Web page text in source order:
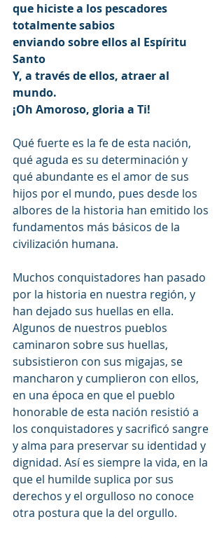
que hiciste a los pescadores
totalmente sabios
enviando sobre ellos al Espíritu
Santo
Y, a través de ellos, atraer al
mundo.
¡Oh Amoroso, gloria a Ti!
Qué fuerte es la fe de esta nación,
qué aguda es su determinación y
qué abundante es el amor de sus
hijos por el mundo, pues desde los
albores de la historia han emitido los
fundamentos más básicos de la
civilización humana.
Muchos conquistadores han pasado
por la historia en nuestra región, y
han dejado sus huellas en ella.
Algunos de nuestros pueblos
caminaron sobre sus huellas,
subsistieron con sus migajas, se
mancharon y cumplieron con ellos,
en una época en que el pueblo
honorable de esta nación resistió a
los conquistadores y sacrificó sangre
y alma para preservar su identidad y
dignidad. Así es siempre la vida, en la
que el humilde suplica por sus
derechos y el orgulloso no conoce
otra postura que la del orgullo.